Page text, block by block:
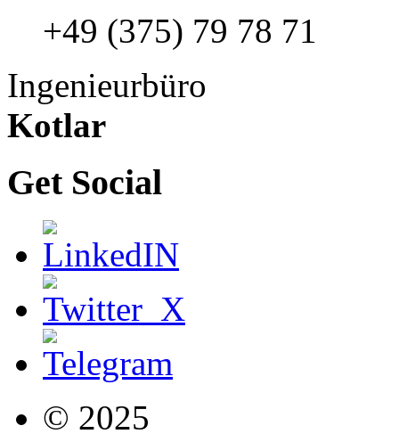
+49 (375) 79 78 71
Ingenieurbüro
Kotlar
Get Social
© 2025